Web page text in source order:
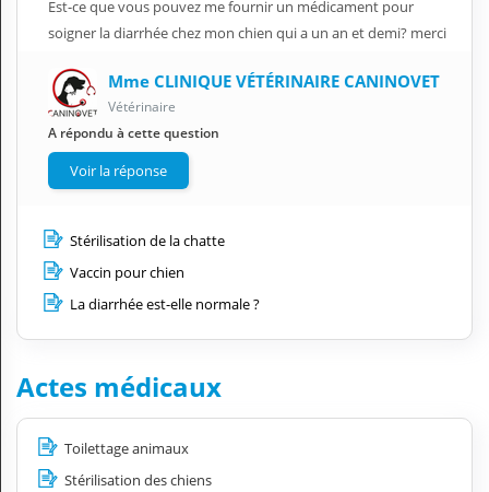
Est-ce que vous pouvez me fournir un médicament pour
soigner la diarrhée chez mon chien qui a un an et demi? merci
Mme CLINIQUE VÉTÉRINAIRE CANINOVET
Vétérinaire
A répondu à cette question
Voir la réponse
Stérilisation de la chatte
Vaccin pour chien
La diarrhée est-elle normale ?
Actes médicaux
Toilettage animaux
Stérilisation des chiens